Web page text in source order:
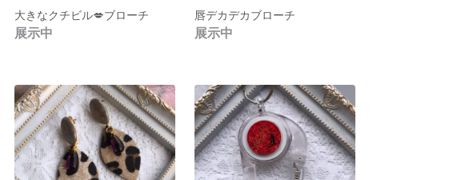
大きなクチビル💋ブローチ
展示中
唇デカデカブローチ
展示中